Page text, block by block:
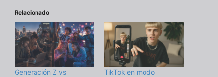
Relacionado
Generación Z vs
TikTok en modo